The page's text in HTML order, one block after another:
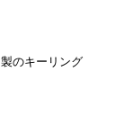
のキーリング